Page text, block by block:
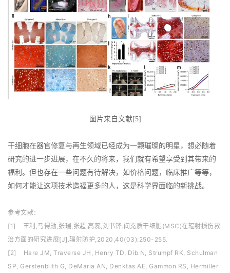
图片来自文献[5]
干细胞在器官修复与再生领域已经成为一颗璀璨的明星，想必随着
研究的进一步进展，在不久的将来，我们就有希望享受到其带来的
福利。但也存在一些问题有待解决，如价格问题，临床推广等等，
如何才能让这项技术造福更多的人，这是科学界面临的新挑战。
参考文献：
[1] 王利,马得勋,张瑞,张超,高蕊,刘书锋.间充质干细胞(MSC)在辐射损伤救
治方面的研究进展[J].辐射防护,2020,40(03):250-255.
[2] Hare JM, Traverse JH, Henry TD, Dib N, Strumpf RK, Schulman
SP, Gerstenblith G, DeMaria AN, Denktas AE, Gammon RS, Hermiller